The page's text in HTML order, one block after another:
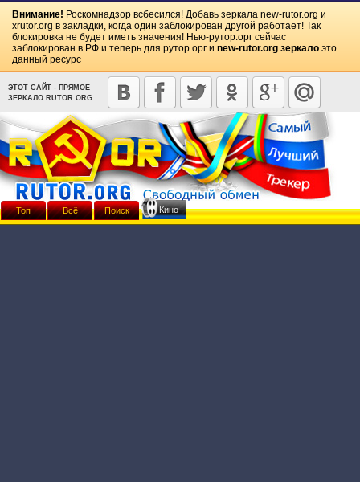
Внимание! Роскомнадзор всбесился! Добавь зеркала new-rutor.org и
xrutor.org в закладки, когда один заблокирован другой работает! Так
блокировка не будет иметь значения! Нью-рутор.орг сейчас
заблокирован в РФ и теперь для рутор.орг и new-rutor.org зеркало это
данный ресурс
ЭТОТ САЙТ - ПРЯМОЕ
ЗЕРКАЛО RUTOR.ORG